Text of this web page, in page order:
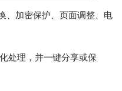
、加密保护、页面调整、电
处理，并一键分享或保